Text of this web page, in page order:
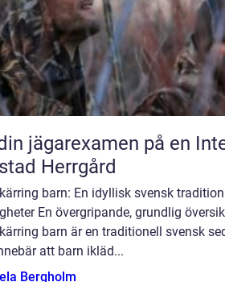
jägarexamen på en
Herrgård
barn: En idyllisk svensk
En övergripande, grundlig
barn är en traditionell svensk
att barn ikläd...
Bergholm